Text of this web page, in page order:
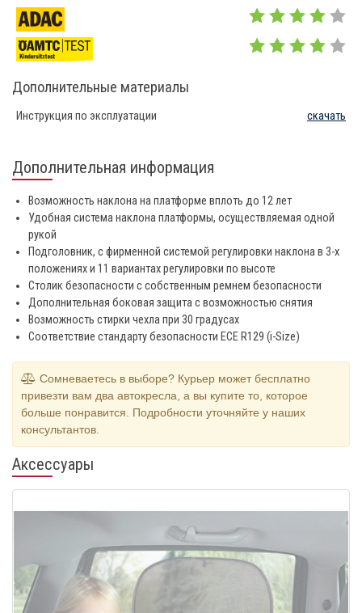
Дополнительные материалы
Инструкция по эксплуатации скачать
Дополнительная информация
Возможность наклона на платформе вплоть до 12 лет
Удобная система наклона платформы, осуществляемая одной
рукой
Подголовник, с фирменной системой регулировки наклона в 3-х
положениях и 11 вариантах регулировки по высоте
Cтолик безопасности с собственным ремнем безопасности
Дополнительная боковая защита с возможностью снятия
Возможность стирки чехла при 30 градусах
Соответствие стандарту безопасности ECE R129 (i-Size)
Сомневаетесь в выборе? Курьер может бесплатно
привезти вам два автокресла, а вы купите то, которое
больше понравится. Подробности уточняйте у наших
консультантов.
Аксессуары